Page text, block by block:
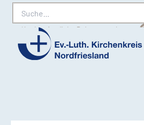
Suche
Karriere Amtliche Bekanntmachungen
Ev.-